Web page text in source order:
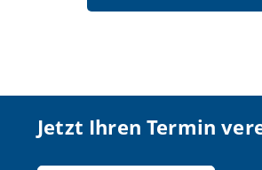
Jetzt Ihren Termin